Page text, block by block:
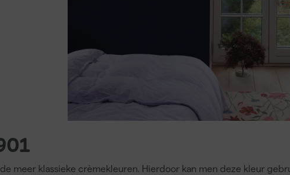
meer klassieke crèmekleuren. Hierdoor kan men deze kleur